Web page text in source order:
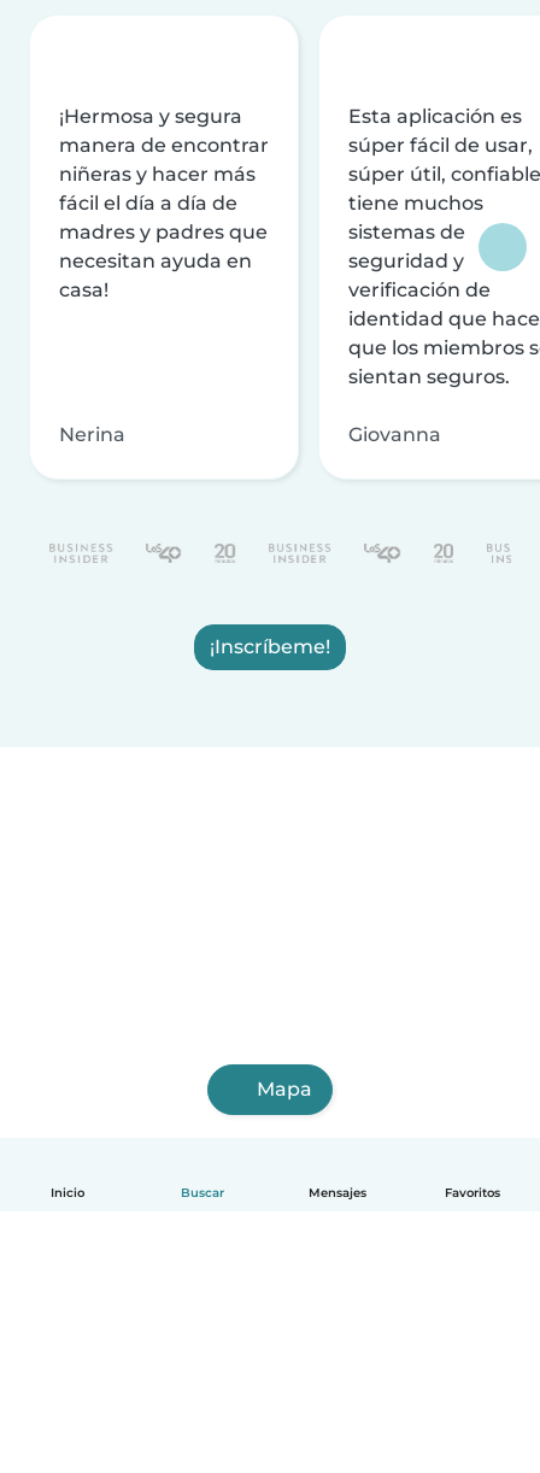
Inicio Buscar Mensajes Favoritos
¡Hermosa y segura
manera de encontrar
niñeras y hacer más
fácil el día a día de
madres y padres que
necesitan ayuda en
casa!
Nerina
Esta aplicación es
súper fácil de usar,
súper útil,
tiene muchos
sistemas de
seguridad y
verificación de
identidad que
que los miembros
sientan seguros.
Giovanna
¡Inscríbeme!
Mapa